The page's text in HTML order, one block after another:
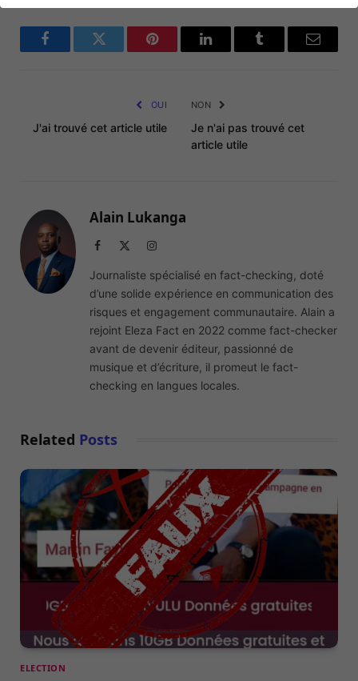
FacebookTwitter Pinterest LinkedInTumblr Email
OUI
J'ai trouvé cet article utile
NON
Je n'ai pas trouvé cet
article utile
Alain Lukanga
Facebook Instagram
Journaliste spécialisé en fact-checking, doté
d’une solide expérience en communication des
risques et engagement communautaire. Alain a
rejoint Eleza Fact en 2022 comme fact-checker
avant de devenir éditeur, passionné de
musique et d’écriture, il promeut le fact-
checking en langues locales.
Related Posts
ELECTION